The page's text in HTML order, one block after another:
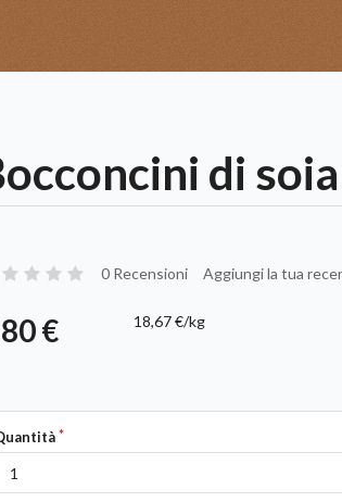
di
0 Recensioni Aggiungi la tua
€ 18,67 €/kg